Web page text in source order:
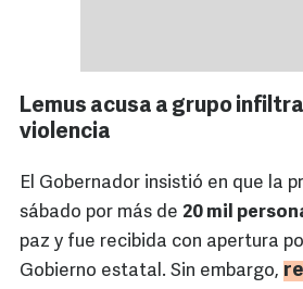
Lemus acusa a grupo
violencia
El Gobernador insistió en que la
sábado por más de 20 mil
paz y fue recibida con apertura
Gobierno estatal. Sin embargo,